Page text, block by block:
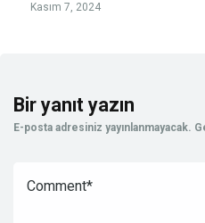
Kasım 7, 2024
Bir yanıt yazın
E-posta adresiniz yayınlanmayacak.